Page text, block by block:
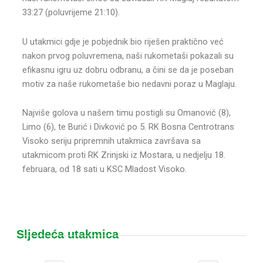
33:27 (poluvrijeme 21:10).
U utakmici gdje je pobjednik bio riješen praktično već
nakon prvog poluvremena, naši rukometaši pokazali su
efikasnu igru uz dobru odbranu, a čini se da je poseban
motiv za naše rukometaše bio nedavni poraz u Maglaju.
Najviše golova u našem timu postigli su Omanović (8),
Limo (6), te Burić i Divković po 5. RK Bosna Centrotrans
Visoko seriju pripremnih utakmica završava sa
utakmicom proti RK Zrinjski iz Mostara, u nedjelju 18.
februara, od 18 sati u KSC Mladost Visoko.
Sljedeća utakmica